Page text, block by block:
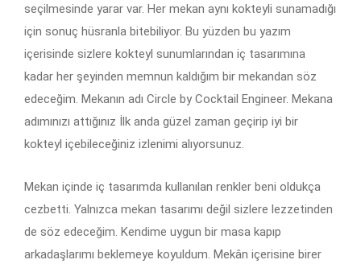
seçilmesinde yarar var. Her mekan aynı kokteyli sunamadığı
için sonuç hüsranla bitebiliyor. Bu yüzden bu yazım
içerisinde sizlere kokteyl sunumlarından iç tasarımına
kadar her şeyinden memnun kaldığım bir mekandan söz
edeceğim. Mekanın adı Circle by Cocktail Engineer. Mekana
adımınızı attığınız İlk anda güzel zaman geçirip iyi bir
kokteyl içebileceğiniz izlenimi alıyorsunuz.
Mekan içinde iç tasarımda kullanılan renkler beni oldukça
cezbetti. Yalnızca mekan tasarımı değil sizlere lezzetinden
de söz edeceğim. Kendime uygun bir masa kapıp
arkadaşlarımı beklemeye koyuldum. Mekân içerisine birer